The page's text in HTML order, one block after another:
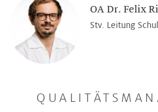
OA Dr. Felix
Stv. Leitung